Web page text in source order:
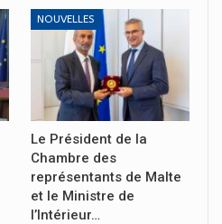
NOUVELLES
Le Président de la
Chambre des
représentants de Malte
et le Ministre de
l’Intérieur…